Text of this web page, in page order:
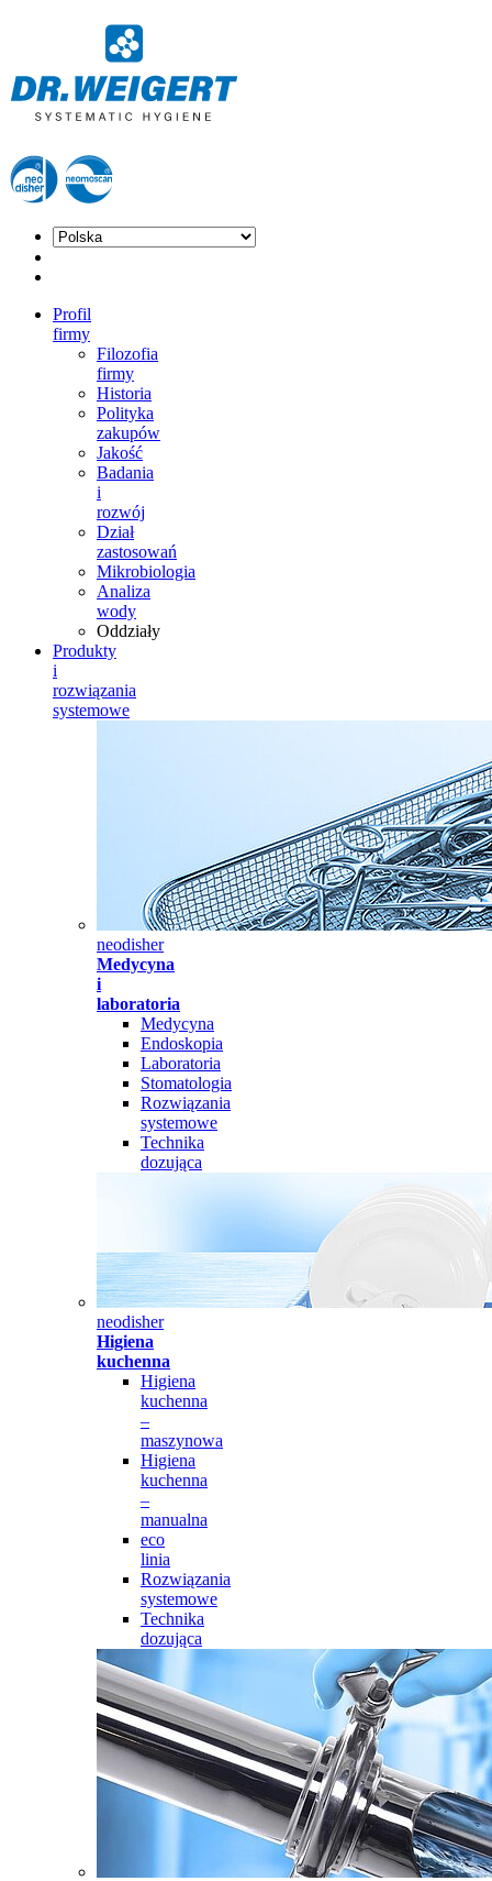
Profil
firmy
Filozofia
firmy
Historia
Polityka
zakupów
Jakość
Badania
i
rozwój
Dział
zastosowań
Mikrobiologia
Analiza
wody
Oddziały
Produkty
i
rozwiązania
systemowe
neodisher
Medycyna
i
laboratoria
Medycyna
Endoskopia
Laboratoria
Stomatologia
Rozwiązania
systemowe
Technika
dozująca
neodisher
Higiena
kuchenna
Higiena
kuchenna
–
maszynowa
Higiena
kuchenna
–
manualna
eco
linia
Rozwiązania
systemowe
Technika
dozująca